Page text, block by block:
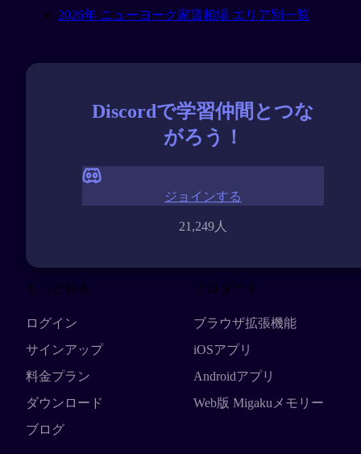
2026年 ニューヨーク家賃相場 エリア別一覧
Discordで学習仲間とつな
がろう！
21,249人
ジョインする
もっと知る
ログイン
サインアップ
料金プラン
ダウンロード
ブログ
プロダクト
ブラウザ拡張機能
iOSアプリ
Androidアプリ
Web版 Migakuメモリー